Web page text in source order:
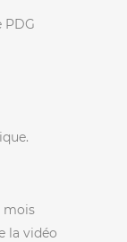
PDG
mois
la vidéo